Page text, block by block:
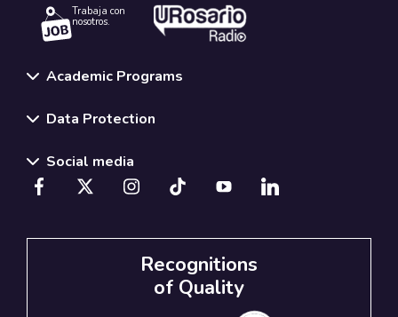
Trabaja con
nosotros.
Academic Programs
Data Protection
Social media
Recognitions
of Quality